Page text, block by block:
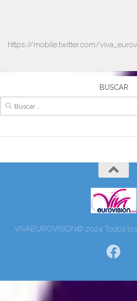
https://mobile.twitter.com/
BUSCAR
VIVAEUROVISION© 2024 Todos